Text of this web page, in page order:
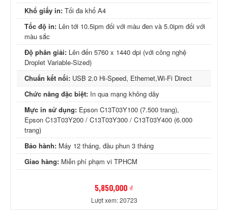
Khổ giấy in: Tối đa khổ A4
Tốc độ in: Lên tới 10.5ipm đối với màu đen và 5.0ipm đối với
màu sắc
Độ phân giải: Lên đến 5760 x 1440 dpi (với công nghệ
Droplet Variable-Sized)
Chuẩn kết nối: USB 2.0 Hi-Speed, Ethernet,Wi-Fi Direct
Chức năng đặc biệt: In qua mạng không dây
Mực in sử dụng: Epson C13T03Y100 (7.500 trang),
Epson C13T03Y200 / C13T03Y300 / C13T03Y400 (6.000
trang)
Bảo hành: Máy 12 tháng, đầu phun 3 tháng
Giao hàng: Miễn phí phạm vi TPHCM
5,850,000 ₫
Lượt xem: 20723